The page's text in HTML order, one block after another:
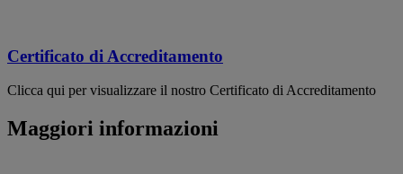
Certificato di Accreditamento
Clicca qui per visualizzare il nostro Certificato di Accreditamento
Maggiori informazioni